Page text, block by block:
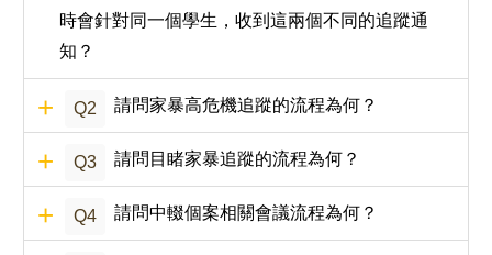
時會針對同一個學生，收到這兩個不同的追蹤通
知？
Q2 請問家暴高危機追蹤的流程為何？
Q3 請問目睹家暴追蹤的流程為何？
Q4 請問中輟個案相關會議流程為何？